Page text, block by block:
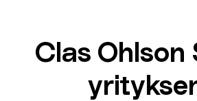
Clas Ohlson